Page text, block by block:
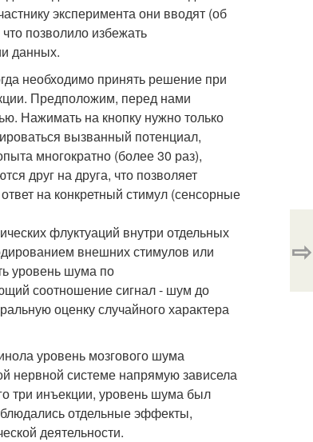
эксперимента они вводят (об
позволило избежать
данных.
необходимо принять решение при
Предположим, перед нами
Нажимать на кнопку нужно только
вызванный потенциал,
многократно (более 30 раз),
друг на друга, что позволяет
на конкретный стимул (сенсорные
флуктуаций внутри отдельных
внешних стимулов или
уровень шума по
соотношение сигнал - шум до
оценку случайного характера
уровень мозгового шума
нервной системе напрямую зависела
три инъекции, уровень шума был
отдельные эффекты,
деятельности.
⇨